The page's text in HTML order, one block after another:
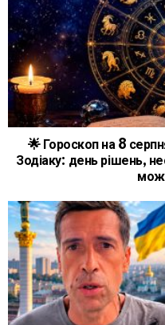
🌟 Гороскоп на 8
Зодіаку: день рішень,